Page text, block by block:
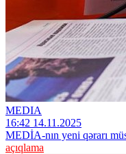
MEDIA
16:42 14.11.2025
MEDİA-nın yeni qərarı
açıqlama